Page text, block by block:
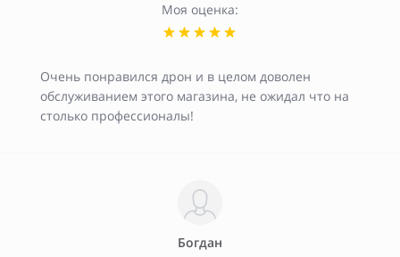
Моя оценка:
Очень понравился дрон и в целом доволен
обслуживанием этого магазина, не ожидал что на
столько профессионалы!
Богдан